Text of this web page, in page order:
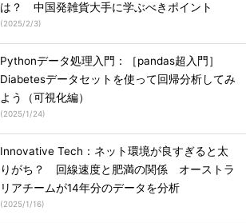
は？ 中国発雑貨大手に学ぶべきポイント
(2025/2/3)
Pythonデータ処理入門：［pandas超入門］
Diabetesデータセットを使って回帰分析してみ
よう（可視化編）
(2025/1/24)
Innovative Tech：ネット環境が良すぎると太
りがち？ 回線速度と肥満の関係 オーストラ
リアチームが14年分のデータを分析
(2025/1/16)